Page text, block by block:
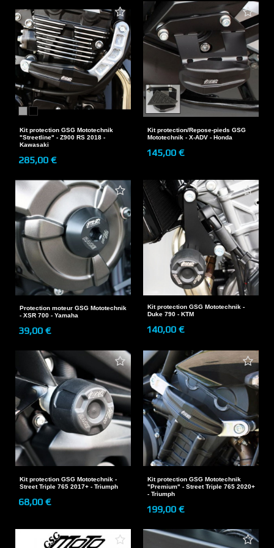
Kit protection GSG Mototechnik
"Streetline" - Z900 RS 2018 -
Kawasaki
285,00 €
Kit protection/Repose-pieds GSG
Mototechnik - X-ADV - Honda
145,00 €
Protection moteur GSG Mototechnik
- XSR 700 - Yamaha
39,00 €
Kit protection GSG Mototechnik -
Duke 790 - KTM
140,00 €
Kit protection GSG Mototechnik -
Street Triple 765 2017+ - Triumph
68,00 €
Kit protection GSG Mototechnik
"Premium" - Street Triple 765 2020+
- Triumph
199,00 €